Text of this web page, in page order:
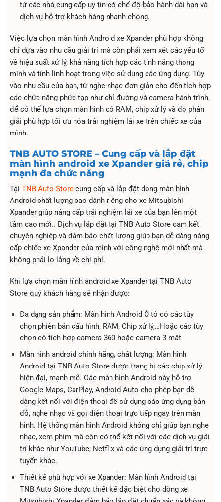
từ các nhà cung cấp uy tín có chế độ bảo hành dài hạn và
dịch vụ hỗ trợ khách hàng nhanh chóng.
Việc lựa chọn màn hình Android xe Xpander phù hợp không
chỉ dựa vào nhu cầu giải trí mà còn phải xem xét các yếu tố
về hiệu suất xử lý, khả năng tích hợp các tính năng thông
minh và tính linh hoạt trong việc sử dụng các ứng dụng. Tùy
vào nhu cầu của bạn, từ nghe nhạc đơn giản cho đến tích hợp
các chức năng phức tạp như chỉ đường và camera hành trình,
để có thể lựa chọn màn hình có RAM, chip xử lý và độ phân
giải phù hợp tối ưu hóa trải nghiệm lái xe trên chiếc xe của
mình.
TNB AUTO STORE – Cung cấp và lắp đặt
màn hình android xe Xpander giá rẻ, chip
mạnh đa chức năng
Tại TNB Auto Storecung cấp và lắp đặt dòng màn hình
Android chất lượng cao dành riêng cho xe Mitsubishi
Xpander giúp nâng cấp trải nghiệm lái xe của bạn lên một
tầm cao mới.. Dịch vụ lắp đặt tại TNB Auto Store cam kết
chuyên nghiệp và đảm bảo chất lượng giúp bạn dễ dàng nâng
cấp chiếc xe Xpander của mình với công nghệ mới nhất mà
không phải lo lắng về chi phí.
Khi lựa chọn màn hình android xe Xpander tại TNB Auto
Store quý khách hàng sẽ nhận được:
Đa dạng sản phẩm: Màn hình Android Ô tô có các tùy
chọn phiên bản cấu hình, RAM, Chip xử lý,…Hoặc các tùy
chọn có tích hợp camera 360 hoặc camera 3 mắt
Màn hình android chính hãng, chất lượng: Màn hình
Android tại TNB Auto Store được trang bị các chip xử lý
hiện đại, mạnh mẽ. Các màn hình Android này hỗ trợ
Google Maps, CarPlay, Android Auto cho phép bạn dễ
dàng kết nối với điện thoại để sử dụng các ứng dụng bản
đồ, nghe nhạc và gọi điện thoại trực tiếp ngay trên màn
hình. Hệ thống màn hình Android không chỉ giúp bạn nghe
nhạc, xem phim mà còn có thể kết nối với các dịch vụ giải
trí khác như YouTube, Netflix và các ứng dụng giải trí trực
tuyến khác.
Thiết kế phù hợp với xe Xpander: Màn hình Android tại
TNB Auto Store được thiết kế đặc biệt cho dòng xe